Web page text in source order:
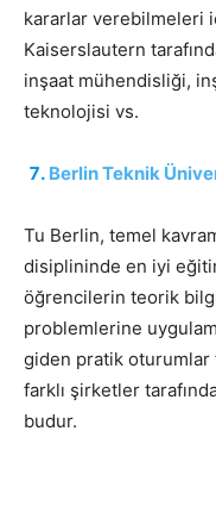
kararlar verebilmeleri
Kaiserslautern
inşaat mühendisliği,
teknolojisi vs.
Berlin Teknik
Tu Berlin, temel
disiplininde en iyi
öğrencilerin teorik
problemlerine
giden pratik oturumlar
farklı şirketler
budur.